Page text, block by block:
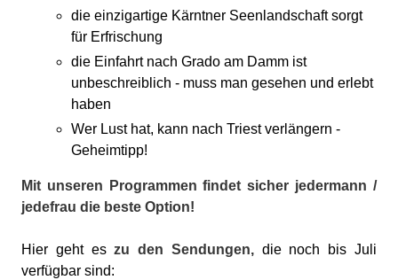
die einzigartige Kärntner Seenlandschaft sorgt
für Erfrischung
die Einfahrt nach Grado am Damm ist
unbeschreiblich - muss man gesehen und erlebt
haben
Wer Lust hat, kann nach Triest verlängern -
Geheimtipp!
Mit unseren Programmen findet sicher jedermann /
jedefrau die beste Option!
Hier geht eszu den Sendungen,die noch bis Juli
verfügbar sind: